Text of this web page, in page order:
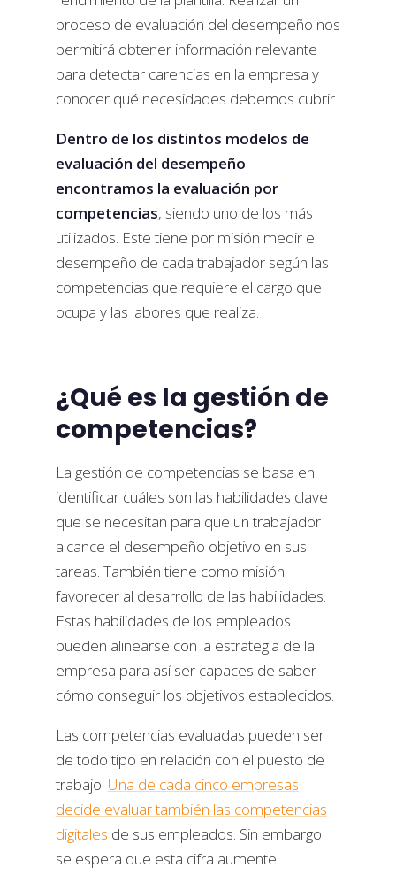
proceso de evaluación del desempeño nos
permitirá obtener información relevante
para detectar carencias en la empresa y
conocer qué necesidades debemos cubrir.
Dentro de los distintos modelos de
evaluación del desempeño
encontramos la evaluación por
competencias, siendo uno de los más
utilizados. Este tiene por misión medir el
desempeño de cada trabajador según las
competencias que requiere el cargo que
ocupa y las labores que realiza.
¿Qué es la gestión de
competencias?
La gestión de competencias se basa en
identificar cuáles son las habilidades clave
que se necesitan para que un trabajador
alcance el desempeño objetivo en sus
tareas. También tiene como misión
favorecer al desarrollo de las habilidades.
Estas habilidades de los empleados
pueden alinearse con la estrategia de la
empresa para así ser capaces de saber
cómo conseguir los objetivos establecidos.
Las competencias evaluadas pueden ser
de todo tipo en relación con el puesto de
trabajo. Una de cada cinco empresas
decide evaluar también las competencias
digitales de sus empleados. Sin embargo
se espera que esta cifra aumente.